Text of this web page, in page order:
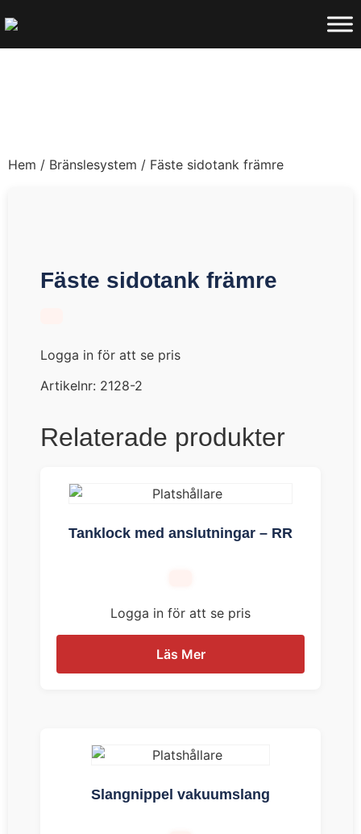
Hem / Bränslesystem / Fäste sidotank främre
Fäste sidotank främre
Logga in för att se pris
Artikelnr: 2128-2
Relaterade produkter
Tanklock med anslutningar – RR
Logga in för att se pris
Läs Mer
Slangnippel vakuumslang